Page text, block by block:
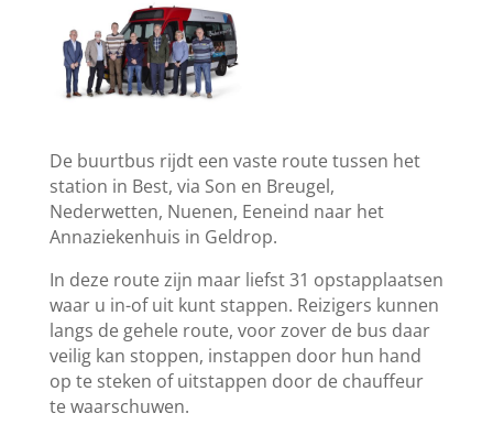
De buurtbus rijdt een vaste route tussen het
station in Best, via Son en Breugel,
Nederwetten, Nuenen, Eeneind naar het
Annaziekenhuis in Geldrop.
In deze route zijn maar liefst 31 opstapplaatsen
waar u in-of uit kunt stappen. Reizigers kunnen
langs de gehele route, voor zover de bus daar
veilig kan stoppen, instappen door hun hand
op te steken of uitstappen door de chauffeur
te waarschuwen.